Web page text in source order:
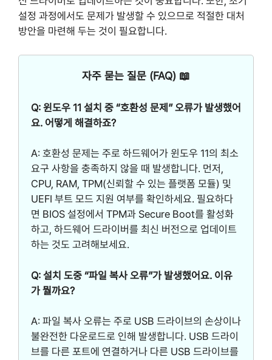
설정 과정에서도 문제가 발생할 수 있으므로 적절한 대처
방안을 마련해 두는 것이 필요합니다.
자주 묻는 질문 (FAQ) 📖
Q: 윈도우 11 설치 중 “호환성 문제” 오류가 발생했어
요. 어떻게 해결하죠?
A: 호환성 문제는 주로 하드웨어가 윈도우 11의 최소
요구 사항을 충족하지 않을 때 발생합니다. 먼저,
CPU, RAM, TPM(신뢰할 수 있는 플랫폼 모듈) 및
UEFI 부트 모드 지원 여부를 확인하세요. 필요하다
면 BIOS 설정에서 TPM과 Secure Boot를 활성화
하고, 하드웨어 드라이버를 최신 버전으로 업데이트
하는 것도 고려해보세요.
Q: 설치 도중 “파일 복사 오류”가 발생했어요. 이유
가 뭘까요?
A: 파일 복사 오류는 주로 USB 드라이브의 손상이나
불완전한 다운로드로 인해 발생합니다. USB 드라이
브를 다른 포트에 연결하거나 다른 USB 드라이브를